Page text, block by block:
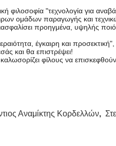
φιλοσοφία "τεχνολογία για
ομάδων παραγωγής και
προηγμένα, υψηλής
έγκαιρη και
και θα επιστρέψει!
φίλους να
Αναμίκτης Κορδελλών,